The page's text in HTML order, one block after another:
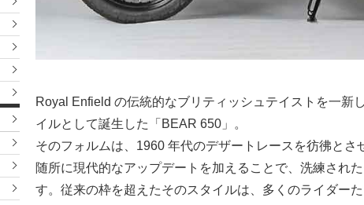
Royal Enfield の伝統的なブリティッシュテイストを一新
イルとして誕生した「BEAR 650」。
そのフォルムは、1960 年代のデザートレースを彷彿とさ
随所に現代的なアップデートを加えることで、洗練され
す。従来の枠を超えたそのスタイルは、多くのライダー